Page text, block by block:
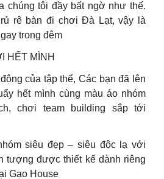
chúng tôi đầy bất ngờ như thế.
rê bàn đi chơi Đà Lạt, vậy là
trong đêm
HẾT MÌNH
của tập thể, Các bạn đã lên
hết mình cùng màu áo nhóm
chơi team building sắp tới
siêu đẹp – siêu độc lạ với
tượng được thiết kế dành riêng
Gạo House